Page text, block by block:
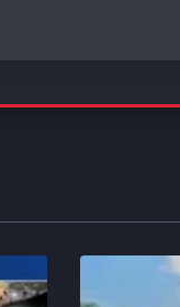
Cumhurbaşkanı